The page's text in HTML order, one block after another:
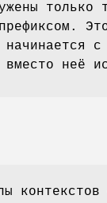
только
начинается
неё
контекстов